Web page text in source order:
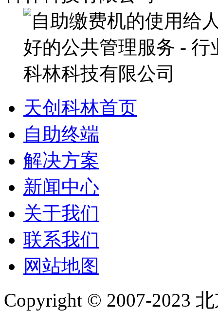
天创科林首页
自助终端
解决方案
新闻中心
关于我们
联系我们
网站地图
Copyright © 2007-2023